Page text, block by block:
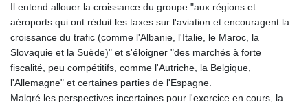
Il entend allouer la croissance du groupe "aux régions et
aéroports qui ont réduit les taxes sur l'aviation et encouragent la
croissance du trafic (comme l'Albanie, l'Italie, le Maroc, la
Slovaquie et la Suède)" et s'éloigner "des marchés à forte
fiscalité, peu compétitifs, comme l'Autriche, la Belgique,
l'Allemagne" et certaines parties de l'Espagne.
Malgré les perspectives incertaines pour l'exercice en cours, la